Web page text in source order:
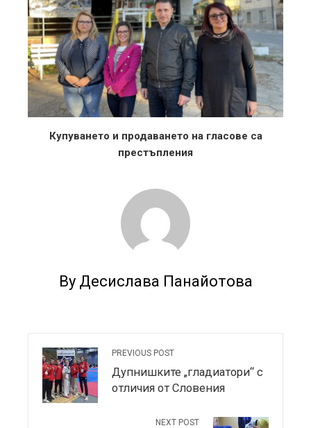
Купуването и продаването на гласове са
престъпления
By Десислава Панайотова
PREVIOUS POST
Дупнишките „гладиатори“ с
отличия от Словения
NEXT POST